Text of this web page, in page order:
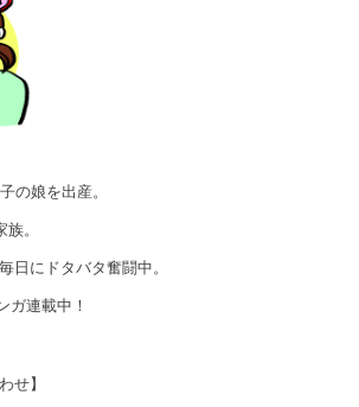
の娘を出産。
。
日にドタバタ奮闘中。
ガ連載中！
せ】